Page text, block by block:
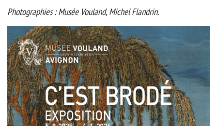
Photographies : Musée Vouland, Michel Flandrin.